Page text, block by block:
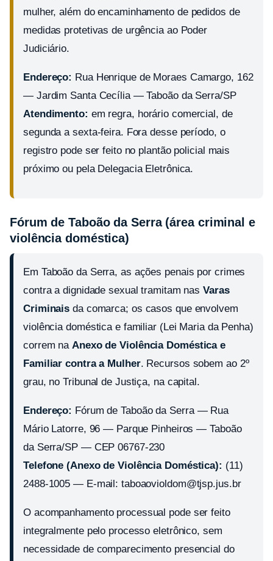
mulher, além do encaminhamento de pedidos de
medidas protetivas de urgência ao Poder
Judiciário.
Endereço: Rua Henrique de Moraes Camargo, 162
— Jardim Santa Cecília — Taboão da Serra/SP
Atendimento: em regra, horário comercial, de
segunda a sexta-feira. Fora desse período, o
registro pode ser feito no plantão policial mais
próximo ou pela Delegacia Eletrônica.
Fórum de Taboão da Serra (área criminal e
violência doméstica)
Em Taboão da Serra, as ações penais por crimes
contra a dignidade sexual tramitam nasVaras
Criminais da comarca; os casos que envolvem
violência doméstica e familiar (Lei Maria da Penha)
correm naAnexo de Violência Doméstica e
Familiar contra a Mulher. Recursos sobem ao 2º
grau, no Tribunal de Justiça, na capital.
Endereço: Fórum de Taboão da Serra — Rua
Mário Latorre, 96 — Parque Pinheiros — Taboão
da Serra/SP — CEP 06767-230
Telefone (Anexo de Violência Doméstica): (11)
2488-1005 — E-mail: taboaovioldom@tjsp.jus.br
O acompanhamento processual pode ser feito
integralmente pelo processo eletrônico, sem
necessidade de comparecimento presencial do